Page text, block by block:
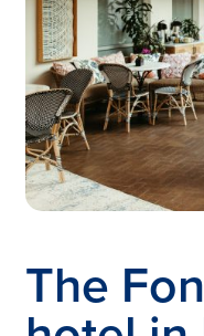
The